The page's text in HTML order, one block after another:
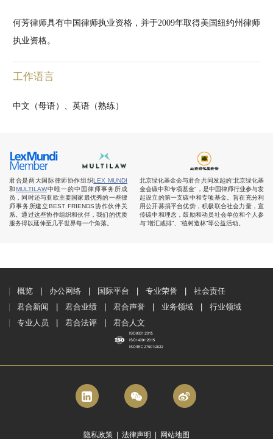
何芳律师具有中国律师执业资格，并于2009年取得美国纽约州律师
执业资格。
工作语言
中文（母语）、英语（熟练）
君合是两大国际律师协作组织LEX MUNDI
和MULTILAW中唯一的中国律师事务所成
员，同时还与亚欧主要国家最优秀的一些律
师事务所建立BEST FRIENDS协作伙伴关
系。通过这些协作组织和伙伴，我们的优质
服务得以延伸至几乎世界每一个角落。
北京绿化基金会与君合共同发起的“北京绿化基
金会碳中和专项基金”，是中国律师行业参与发
起设立的第一支碳中和专项基金。旨在充分利
用公开募捐平台优势，积极联合社会力量，宣
传碳中和理念，鼓励和动员社会单位和个人参
与“增汇减排”、“植树造林”等公益活动。
概览 办公网络 国际平台 专业荣誉
社会责任
君合新闻
君合业绩 君合声誉 业务领域
行业领域
专业人员
君合法评 君合人文
隐私政策 法律声明 网站地图